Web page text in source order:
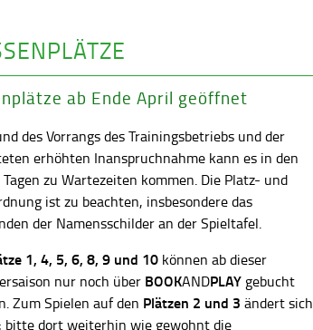
ab Ende April geöffnet
des Vorrangs des Trainingsbetriebs und der
erhöhten Inanspruchnahme kann es in den
zu Wartezeiten kommen. Die Platz- und
ist zu beachten, insbesondere das
der Namensschilder an der Spieltafel.
1, 4, 5, 6, 8, 9 und 10 können ab dieser
nur noch über BOOKANDPLAY gebucht
Zum Spielen auf den Plätzen 2 und 3 ändert sich
bitte dort weiterhin wie gewohnt die